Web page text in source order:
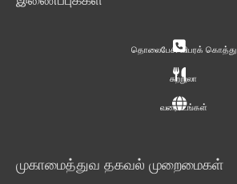
தொலைபேசி விபரக் கொத்து
சுற்றுலா
வரைபடங்கள்
முகாமைத்துவ தகவல் முறைமைகள்